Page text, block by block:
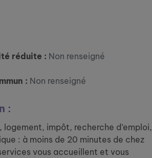
réduite : Non renseigné
: Non renseigné
:
impôt, recherche d’emploi,
: à moins de 20 minutes de chez
vous accueillent et vous